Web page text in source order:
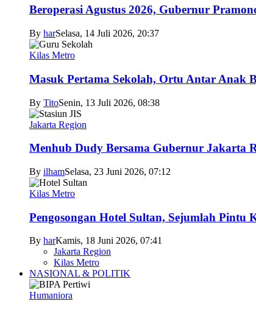
Beroperasi Agustus 2026, Gubernur
By harSelasa, 14 Juli 2026, 20:37
Kilas Metro
Masuk Pertama Sekolah, Ortu Antar Anak
By TitoSenin, 13 Juli 2026, 08:38
Jakarta Region
Menhub Dudy Bersama Gubernur Jakarta
By ilhamSelasa, 23 Juni 2026, 07:12
Kilas Metro
Pengosongan Hotel Sultan, Sejumlah
By harKamis, 18 Juni 2026, 07:41
Jakarta Region
Kilas Metro
NASIONAL & POLITIK
Humaniora